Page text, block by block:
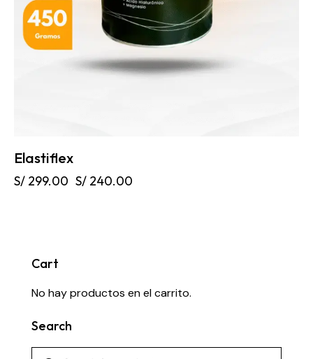
Elastiflex
S/ 299.00 S/ 240.00
Cart
No hay productos en el carrito.
Search